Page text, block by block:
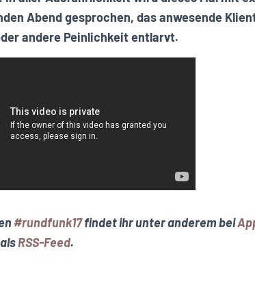
Abend gesprochen, das anwesende
andere Peinlichkeit entlarvt.
#rundfunk17findet ihr unter anderem bei
RSS-Feed.